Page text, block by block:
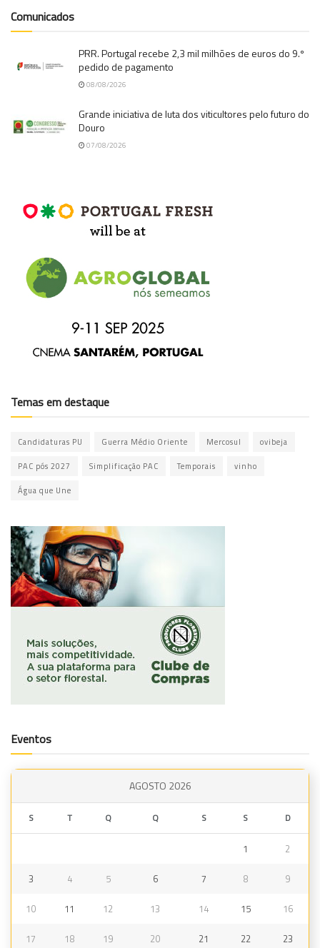
Comunicados
PRR. Portugal recebe 2,3 mil milhões de euros do 9.º
pedido de pagamento
08/08/2026
Grande iniciativa de luta dos viticultores pelo futuro do
Douro
07/08/2026
Temas em destaque
Candidaturas PU Guerra Médio Oriente Mercosul ovibeja
PAC pós 2027 Simplificação PAC Temporais vinho
Água que Une
Eventos
AGOSTO 2026
S T Q Q S S D
1 2
3 4 5 6 7 8 9
10 11 12 13 14 15 16
17 18 19 20 21 22 23